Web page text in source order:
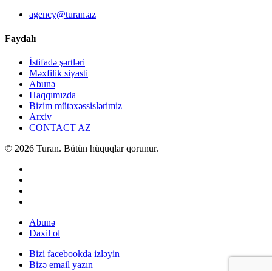
agency@turan.az
Faydalı
İstifadə şərtləri
Məxfilik siyasti
Abunə
Haqqımızda
Bizim mütəxəssislərimiz
Arxiv
CONTACT AZ
© 2026 Turan. Bütün hüquqlar qorunur.
Abunə
Daxil ol
Bizi facebookda izləyin
Bizə email yazın